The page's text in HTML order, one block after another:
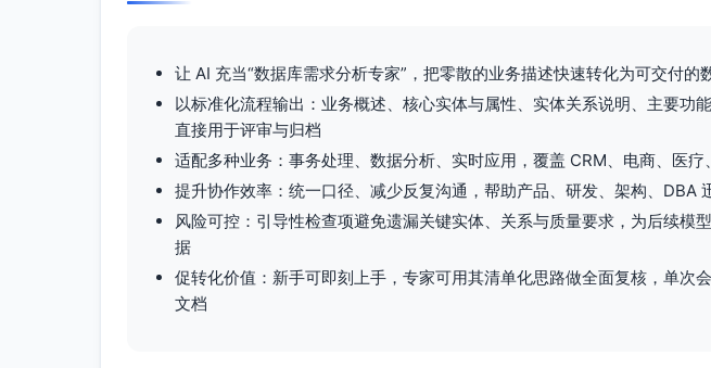
entity(varchar(64)), record_id(uuid), candidate_id(uuid), score(int),
status(varchar(32) open/merged/ignored)
2.5 商机与阶段推进
opportunity
account_id(uuid), name(varchar(255)), amount(numeric(18,2)),
close_date(date)
opportunity_stage_history
让 AI 充当“数据库需求分析专家”，把零散的业务描述快速转化为可交付的
以标准化流程输出：业务概述、核心实体与属性、实体关系说明、主要功
直接用于评审与归档
适配多种业务：事务处理、数据分析、实时应用，覆盖 CRM、电商、医疗
提升协作效率：统一口径、减少反复沟通，帮助产品、研发、架构、DBA
风险可控：引导性检查项避免遗漏关键实体、关系与质量要求，为后续模
据
促转化价值：新手可即刻上手，专家可用其清单化思路做全面复核，单次
文档